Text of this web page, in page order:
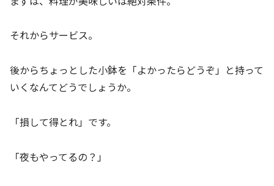
それからサービス。
後からちょっとした小鉢を「よかったらどうぞ」と持って
いくなんてどうでしょうか。
「損して得とれ」です。
「夜もやってるの？」